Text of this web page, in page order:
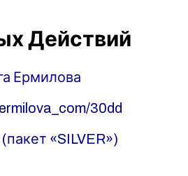
Действий
Ермилова
30dd
(пакет «SILVER»)